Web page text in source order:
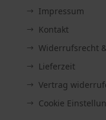
Impressum
Kontakt
Widerrufsrecht
Lieferzeit
Vertrag
Cookie